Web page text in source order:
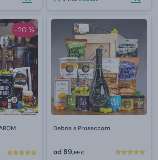
-20 %
Debna s Proseccom
od 89,99 €